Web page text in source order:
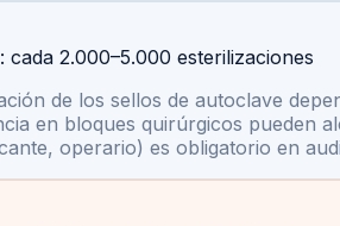
cada 2.000–5.000 esterilizaciones
de los sellos de autoclave
en bloques quirúrgicos pueden
operario) es obligatorio en